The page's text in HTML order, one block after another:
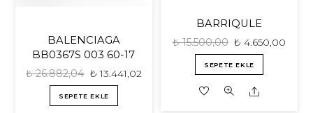
BALENCIAGA
BB0367S 003 60-17
₺26.882,04 ₺ 13.441,02
SEPETE EKLE
BARRIQULE
₺15.500,00 ₺ 4.650,00
SEPETE EKLE
Share